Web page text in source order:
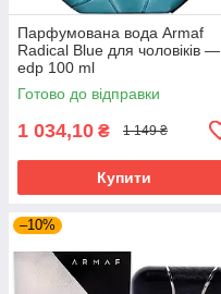
Парфумована вода Armaf
Radical Blue для чоловіків —
edp 100 ml
Готово до відправки
1 034,10 ₴ 1 149 ₴
Купити
–10%